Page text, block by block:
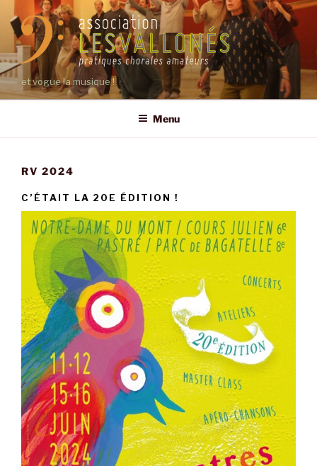
au
contenu
principal
et vogue la musique !
Menu
RV 2024
C’ÉTAIT LA 20E ÉDITION !